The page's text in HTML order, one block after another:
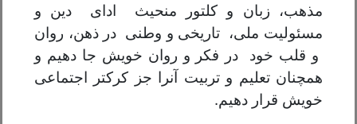
مذهب، زبان و کلتور منحیث ادای دین و
مسئولیت ملی، تاریخی و وطنی در ذهن، روان
و قلب خود در فکر و روان خویش جا دهیم و
همچنان تعلیم و تربیت آنرا جز کرکتر اجتماعی
خویش قرار دهیم.